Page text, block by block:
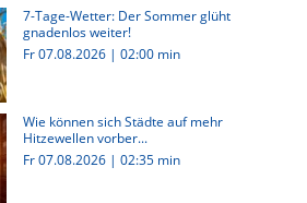
7-Tage-Wetter: Der Sommer glüht
gnadenlos weiter!
Fr 07.08.2026 | 02:00 min
Wie können sich Städte auf mehr
Hitzewellen vorber...
Fr 07.08.2026 | 02:35 min